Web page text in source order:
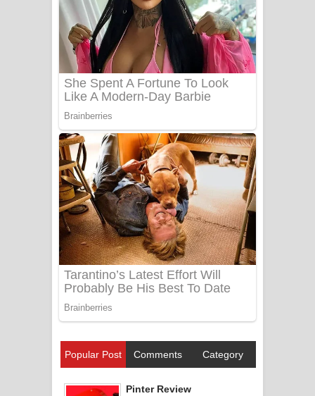
Popular Post Comments Category
Pinter Review